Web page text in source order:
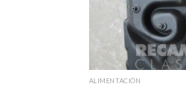
ALIMENTACIÓN